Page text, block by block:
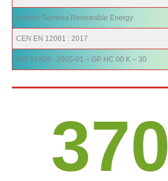
iemens Gamesa Renewable Energy
CEN EN 12081 : 2017
DIN 51826 : 2005-01 – GP HC 00 K – 30
370